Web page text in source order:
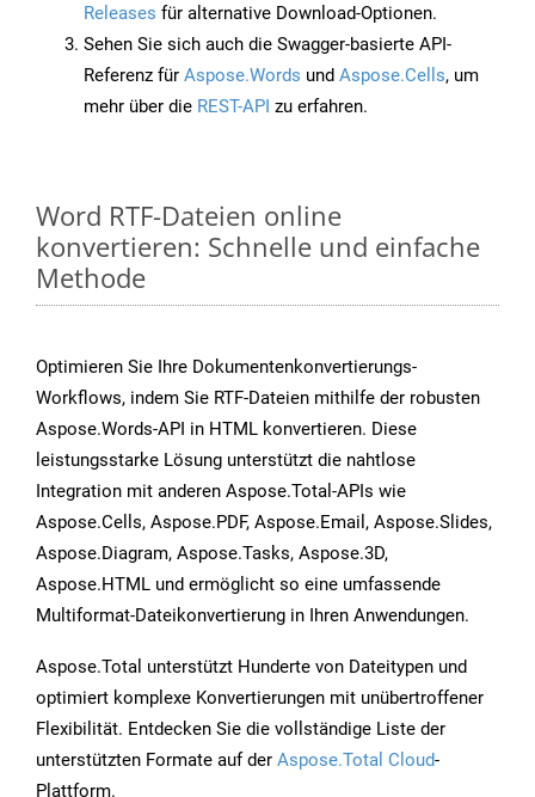
Releases für alternative Download-Optionen.
Sehen Sie sich auch die Swagger-basierte API-
Referenz für Aspose.Words und Aspose.Cells, um
mehr über die REST-API zu erfahren.
Word RTF-Dateien online
konvertieren: Schnelle und einfache
Methode
Optimieren Sie Ihre Dokumentenkonvertierungs-
Workflows, indem Sie RTF-Dateien mithilfe der robusten
Aspose.Words-API in HTML konvertieren. Diese
leistungsstarke Lösung unterstützt die nahtlose
Integration mit anderen Aspose.Total-APIs wie
Aspose.Cells, Aspose.PDF, Aspose.Email, Aspose.Slides,
Aspose.Diagram, Aspose.Tasks, Aspose.3D,
Aspose.HTML und ermöglicht so eine umfassende
Multiformat-Dateikonvertierung in Ihren Anwendungen.
Aspose.Total unterstützt Hunderte von Dateitypen und
optimiert komplexe Konvertierungen mit unübertroffener
Flexibilität. Entdecken Sie die vollständige Liste der
unterstützten Formate auf der Aspose.Total Cloud-
Plattform.